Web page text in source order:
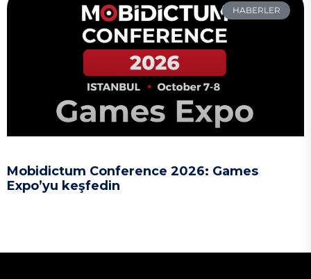
HABERLER
Mobidictum Conference 2026: Games
Expo’yu keşfedin